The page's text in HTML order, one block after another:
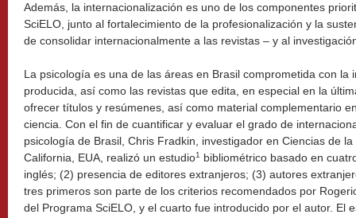
Además, la internacionalización es uno de los componentes
SciELO, junto al fortalecimiento de la profesionalización y la
de consolidar internacionalmente a las revistas – y al
La psicología es una de las áreas en Brasil comprometida con la
producida, así como las revistas que edita, en especial en la
ofrecer títulos y resúmenes, así como material complementario
ciencia. Con el fin de cuantificar y evaluar el grado de
psicología de Brasil, Chris Fradkin, investigador en Ciencias de
California, EUA, realizó un estudio1
bibliométrico basado en
inglés; (2) presencia de editores extranjeros; (3) autores
tres primeros son parte de los criterios recomendados por
del Programa SciELO, y el cuarto fue introducido por el autor. El